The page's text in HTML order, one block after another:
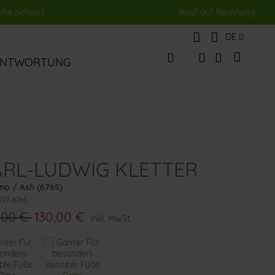
sichern! Kauf auf Rechnung
Sprache
DE
Veränderung
LUDWIG KLETTER
/ Ash (6765)
6765
€ 130,00 € Inkl. MwSt.